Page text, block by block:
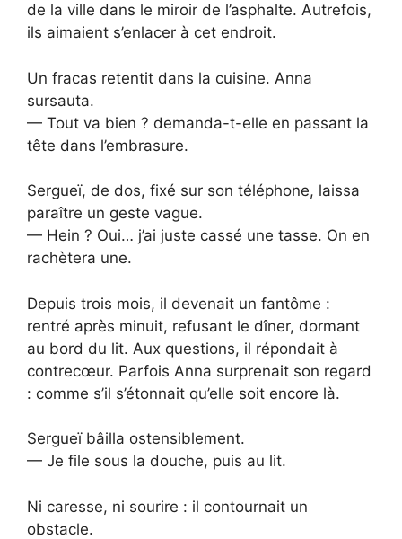
de la ville dans le miroir de l’asphalte. Autrefois,
ils aimaient s’enlacer à cet endroit.
Un fracas retentit dans la cuisine. Anna
sursauta.
— Tout va bien ? demanda-t-elle en passant la
tête dans l’embrasure.
Sergueï, de dos, fixé sur son téléphone, laissa
paraître un geste vague.
— Hein ? Oui… j’ai juste cassé une tasse. On en
rachètera une.
Depuis trois mois, il devenait un fantôme :
rentré après minuit, refusant le dîner, dormant
au bord du lit. Aux questions, il répondait à
contrecœur. Parfois Anna surprenait son regard
: comme s’il s’étonnait qu’elle soit encore là.
Sergueï bâilla ostensiblement.
— Je file sous la douche, puis au lit.
Ni caresse, ni sourire : il contournait un
obstacle.